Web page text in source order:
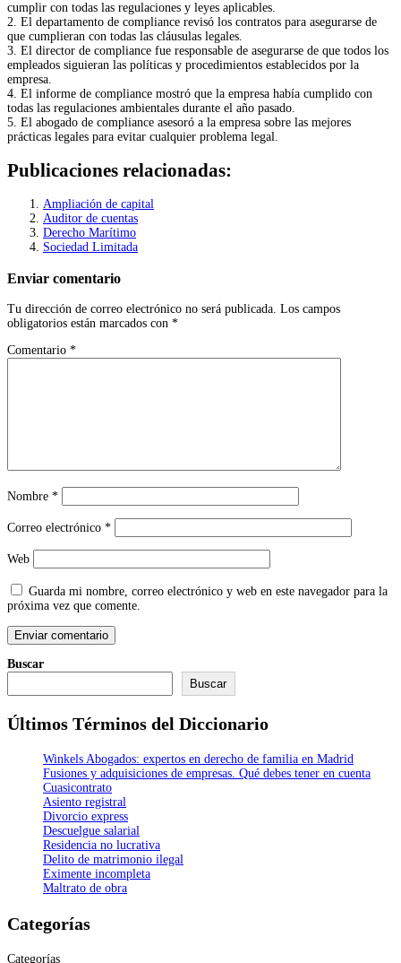
cumplir con todas las regulaciones y leyes aplicables.
2. El departamento de compliance revisó los contratos para asegurarse de
que cumplieran con todas las cláusulas legales.
3. El director de compliance fue responsable de asegurarse de que todos los
empleados siguieran las políticas y procedimientos establecidos por la
empresa.
4. El informe de compliance mostró que la empresa había cumplido con
todas las regulaciones ambientales durante el año pasado.
5. El abogado de compliance asesoró a la empresa sobre las mejores
prácticas legales para evitar cualquier problema legal.
Publicaciones relacionadas:
Ampliación de capital
Auditor de cuentas
Derecho Marítimo
Sociedad Limitada
Enviar comentario
Tu dirección de correo electrónico no será publicada. Los campos
obligatorios están marcados con *
Comentario *
Nombre *
Correo electrónico *
Web
Guarda mi nombre, correo electrónico y web en este navegador para la
próxima vez que comente.
Buscar
Buscar
Últimos Términos del Diccionario
Winkels Abogados: expertos en derecho de familia en Madrid
Fusiones y adquisiciones de empresas. Qué debes tener en cuenta
Cuasicontrato
Asiento registral
Divorcio express
Descuelgue salarial
Residencia no lucrativa
Delito de matrimonio ilegal
Eximente incompleta
Maltrato de obra
Categorías
Categorías